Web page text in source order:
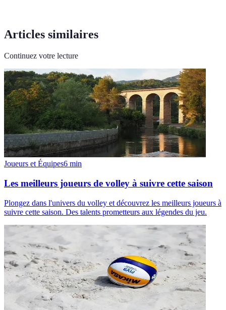
Articles similaires
Continuez votre lecture
Joueurs et Équipes6 min
Les meilleurs joueurs de volley à suivre cette saison
Plongez dans l'univers du volley et découvrez les meilleurs joueurs à
suivre cette saison. Des talents prometteurs aux légendes du jeu.